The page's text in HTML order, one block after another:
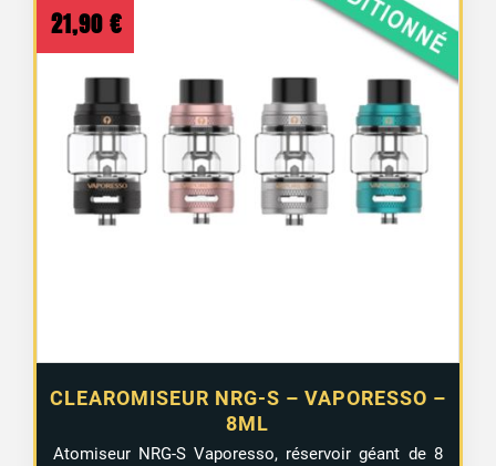
CLEAROMISEUR NRG-S – VAPORESSO –
8ML
21,90 €
Atomiseur NRG-S Vaporesso, réservoir géant de 8